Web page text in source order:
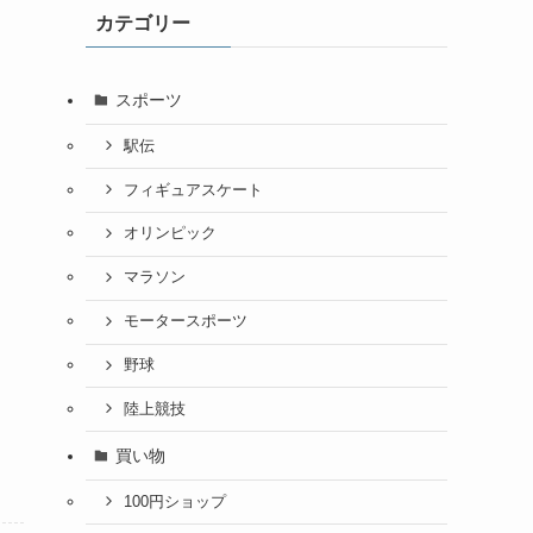
カテゴリー
スポーツ
駅伝
フィギュアスケート
オリンピック
マラソン
モータースポーツ
野球
陸上競技
買い物
100円ショップ